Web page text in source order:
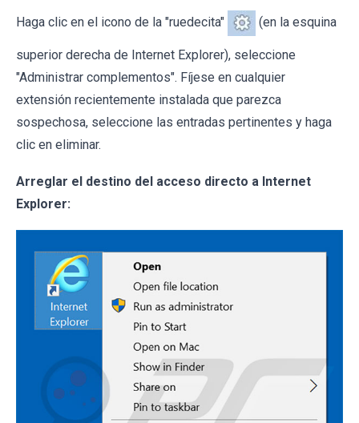
Haga clic en el icono de la "ruedecita" (en la esquina
superior derecha de Internet Explorer), seleccione
"Administrar complementos". Fíjese en cualquier
extensión recientemente instalada que parezca
sospechosa, seleccione las entradas pertinentes y haga
clic en eliminar.
Arreglar el destino del acceso directo a Internet
Explorer: